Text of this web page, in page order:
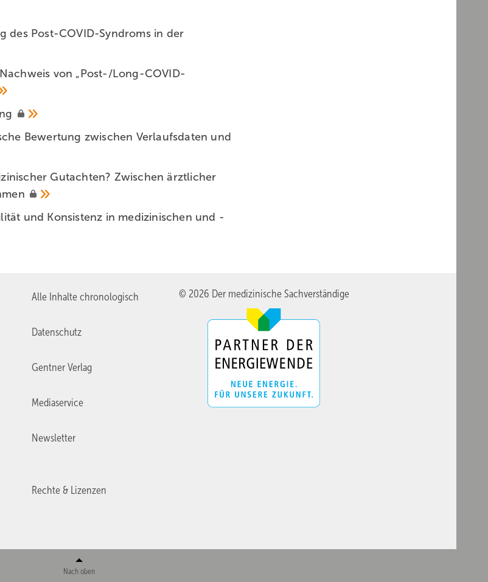
des Post-COVID-Syndroms in der
von „Post-/Long-COVID-
Bewertung zwischen Verlaufsdaten und
Gutachten? Zwischen ärztlicher
und Konsistenz in medizinischen und
Alle Inhalte chronologisch
Datenschutz
Gentner Verlag
Mediaservice
Newsletter
Rechte & Lizenzen
© 2026 Der medizinische Sachverständige
Nach oben